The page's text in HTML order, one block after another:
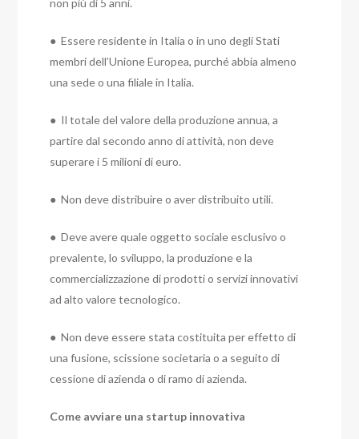
● Essere residente in Italia o in uno degli Stati
membri dell’Unione Europea, purché abbia almeno
una sede o una filiale in Italia.
● Il totale del valore della produzione annua, a
partire dal secondo anno di attività, non deve
superare i 5 milioni di euro.
● Non deve distribuire o aver distribuito utili.
● Deve avere quale oggetto sociale esclusivo o
prevalente, lo sviluppo, la produzione e la
commercializzazione di prodotti o servizi innovativi
ad alto valore tecnologico.
● Non deve essere stata costituita per effetto di
una fusione, scissione societaria o a seguito di
cessione di azienda o di ramo di azienda.
Come avviare una startup innovativa